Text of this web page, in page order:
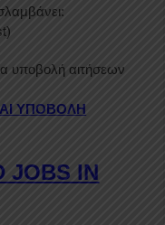
υποβολή αιτήσεων
ΥΠΟΒΟΛΗ
JOBS IN